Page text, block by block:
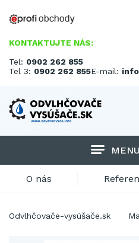
KONTAKTUJTE NÁS:
Tel: 0902 262 855
Tel 3: 0902 262 855E-mail:
MENU
O nás
Odvlhčovače-vysúšače.sk